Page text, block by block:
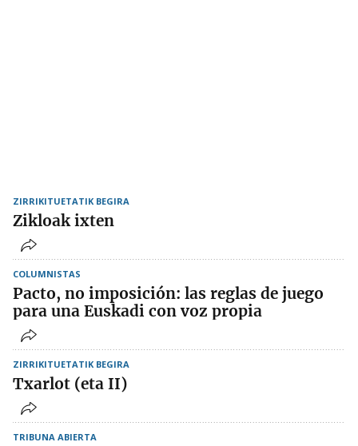
ZIRRIKITUETATIK BEGIRA
Zikloak ixten
COLUMNISTAS
Pacto, no imposición: las reglas de juego
para una Euskadi con voz propia
ZIRRIKITUETATIK BEGIRA
Txarlot (eta II)
TRIBUNA ABIERTA